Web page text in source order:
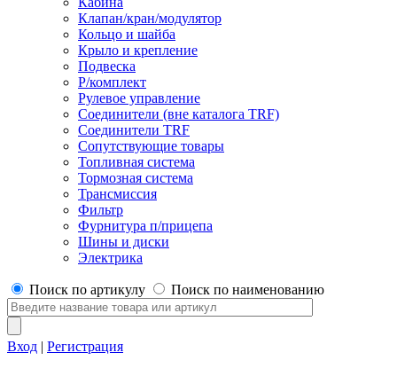
Клапан/кран/модулятор
Кольцо и шайба
Крыло и крепление
Подвеска
Р/комплект
Рулевое управление
Соединители (вне каталога TRF)
Соединители TRF
Сопутствующие товары
Топливная система
Тормозная система
Трансмиссия
Фильтр
Фурнитура п/прицепа
Шины и диски
Электрика
Поиск по артикулу Поиск по наименованию
Вход | Регистрация